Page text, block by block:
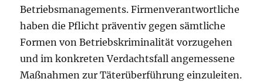
Betriebsmanagements. Firmenverantwortliche
haben die Pflicht präventiv gegen sämtliche
Formen von Betriebskriminalität vorzugehen
und im konkreten Verdachtsfall angemessene
Maßnahmen zur Täterüberführung einzuleiten.